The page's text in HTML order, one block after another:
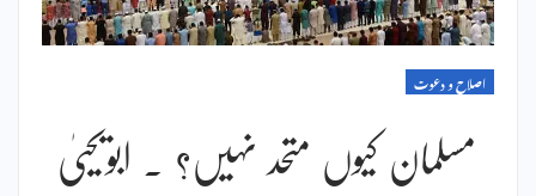
اصلاح و دعوت
مسلمان کیوں متحد نہیں؟ ۔ ابویحییٰ